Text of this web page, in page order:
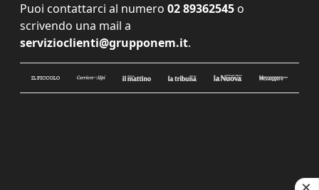
Puoi contattarci al numero 02 89362545 o
scrivendo una mail a
servizioclienti@grupponem.it.